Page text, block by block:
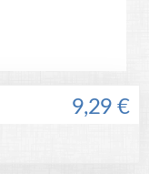
9,29 €